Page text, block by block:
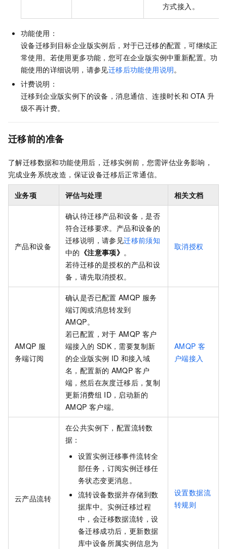
方式接入。
功能使用：
设备迁移到目标企业版实例后，对于已迁移的配置，可继续正
常使用。若使用更多功能，您可在企业版实例中重新配置。功
能使用的详细说明，请参见迁移后功能使用说明。
计费说明：
迁移到企业版实例下的设备，消息通信、连接时长和 OTA 升
级不再计费。
迁移前的准备
了解迁移数据和功能使用后，迁移实例前，您需评估业务影响，
完成业务系统改造，保证设备迁移后正常通信。
业务项 评估与处理 相关文档
产品和设备
确认待迁移产品和设备，是否
符合迁移要求。产品和设备的
迁移说明，请参见迁移前须知
中的 《注意事项》 。
若待迁移的是授权的产品和设
备，请先取消授权。
取消授权
AMQP 服
务端订阅
确认是否已配置 AMQP 服务
端订阅或消息转发到
AMQP。
若已配置，对于 AMQP 客户
端接入的 SDK，需要复制新
的企业版实例 ID 和接入域
名，配置新的 AMQP 客户
端，然后在灰度迁移后，复制
更新消费组 ID，启动新的
AMQP 客户端。
AMQP 客
户端接入
云产品流转
在公共实例下，配置流转数
据：
设置实例迁移事件流转全
部任务，订阅实例迁移任
务状态变更消息。
流转设备数据并存储到数
据库中。实例迁移过程
中，会迁移数据流转，设
备迁移成功后，更新数据
库中设备所属实例信息为
设置数据流
转规则